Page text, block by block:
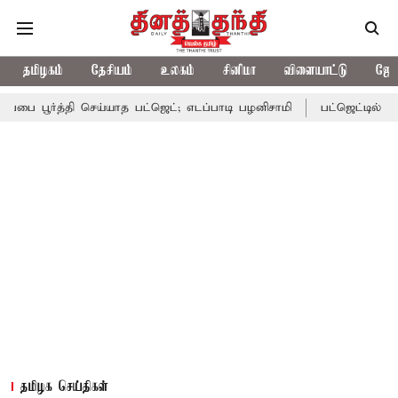
தமிழகம் தேசியம் உலகம் சினிமா விளையாட்டு
செய்யாத பட்ஜெட்; எடப்பாடி பழனிசாமி பட்ஜெட்டில் தவெக அரசின்
தமிழக செய்திகள்